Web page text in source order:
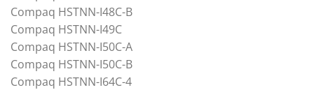
Compaq HSTNN-I48C-B
Compaq HSTNN-I49C
Compaq HSTNN-I50C-A
Compaq HSTNN-I50C-B
Compaq HSTNN-I64C-4